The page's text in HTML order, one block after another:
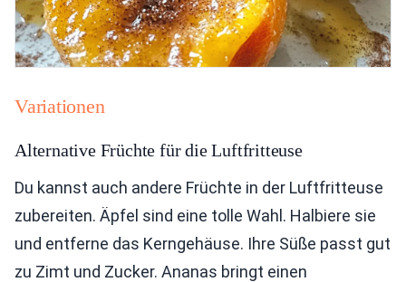
Variationen
Alternative Früchte für die Luftfritteuse
Du kannst auch andere Früchte in der Luftfritteuse
zubereiten. Äpfel sind eine tolle Wahl. Halbiere sie
und entferne das Kerngehäuse. Ihre Süße passt gut
zu Zimt und Zucker. Ananas bringt einen